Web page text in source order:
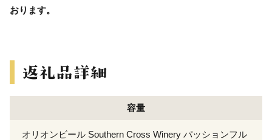
おります。
容量
オリオンビール Southern Cross Winery パッションフル